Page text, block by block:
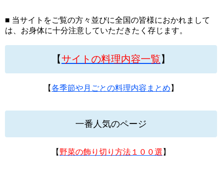
■ 当サイトをご覧の方々並びに全国の皆様におかれまして
は、お身体に十分注意していただきたく存じます。
【サイトの料理内容一覧】
【各季節や月ごとの料理内容まとめ 】
一番人気のページ
【 野菜の飾り切り方法１００選 】